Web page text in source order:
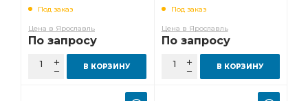
Под заказ
Цена в Ярославль
По запросу
В КОРЗИНУ
Под заказ
Цена в Ярославль
По запросу
В КОРЗИНУ